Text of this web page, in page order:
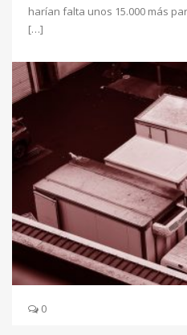
harían falta unos 15.000 más
[…]
0